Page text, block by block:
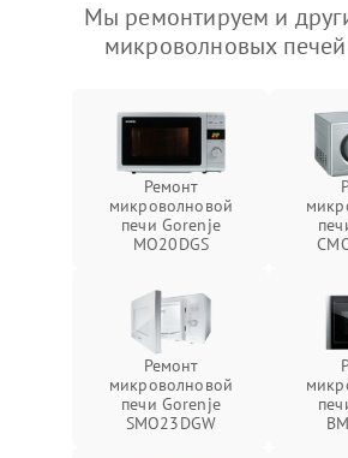
Мы ремонтируем и
микроволновых
Ремонт
микроволновой
печи Gorenje
MO20DGS
Ремонт
микроволновой
печи Gorenje
SMO23DGW